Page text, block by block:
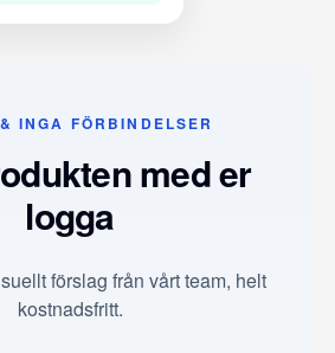
INGA FÖRBINDELSER
med er
logga
förslag från vårt team, helt
kostnadsfritt.